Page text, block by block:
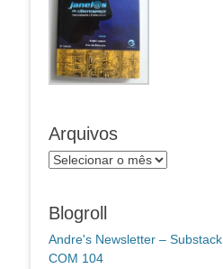
Arquivos
Arquivos
Blogroll
Andre's Newsletter – Substack
COM 104